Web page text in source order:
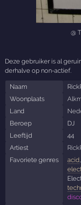
@
Deze gebruiker is al
derhalve op non-actief.
Naam
Woonplaats
Land
Beroep
DJ
Leeftijd
44
Artiest
Favoriete genres
acid,